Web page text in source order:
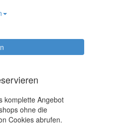
komplette Angebot
ohne die
Cookies abrufen.